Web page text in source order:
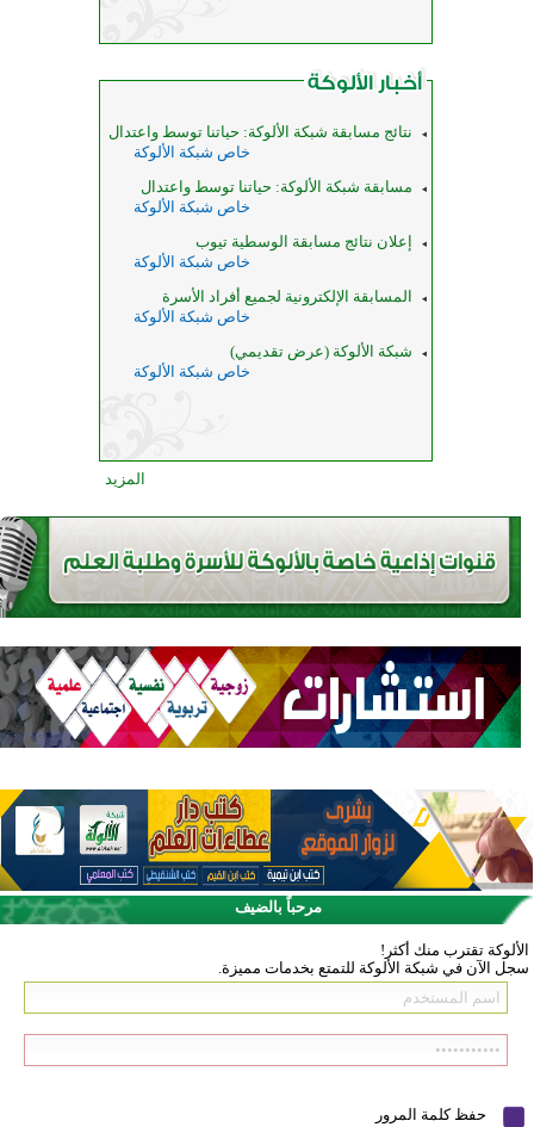
نتائج مسابقة شبكة الألوكة: حياتنا توسط واعتدال
خاص شبكة الألوكة
مسابقة شبكة الألوكة: حياتنا توسط واعتدال
خاص شبكة الألوكة
إعلان نتائج مسابقة الوسطية تيوب
خاص شبكة الألوكة
المسابقة الإلكترونية لجميع أفراد الأسرة
خاص شبكة الألوكة
شبكة الألوكة (عرض تقديمي)
خاص شبكة الألوكة
المزيد
مرحباً بالضيف
الألوكة تقترب منك أكثر!
سجل الآن في شبكة الألوكة للتمتع بخدمات مميزة.
حفظ كلمة المرور